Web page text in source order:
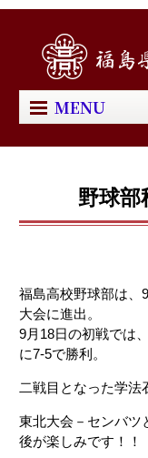
MENU
野球部
福島高校野球部は、
大会に進出。
9月18日の初戦では
に7-5で勝利。
二戦目となった学法
東北大会－センバツ
後が楽しみです！！